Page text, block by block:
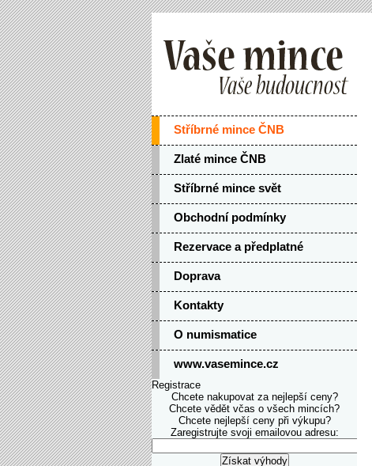
Stříbrné mince ČNB
Zlaté mince ČNB
Stříbrné mince svět
Obchodní podmínky
Rezervace a předplatné
Doprava
Kontakty
O numismatice
www.vasemince.cz
Registrace
Chcete nakupovat za nejlepší ceny?
Chcete vědět včas o všech mincích?
Chcete nejlepší ceny při výkupu?
Zaregistrujte svoji emailovou adresu: